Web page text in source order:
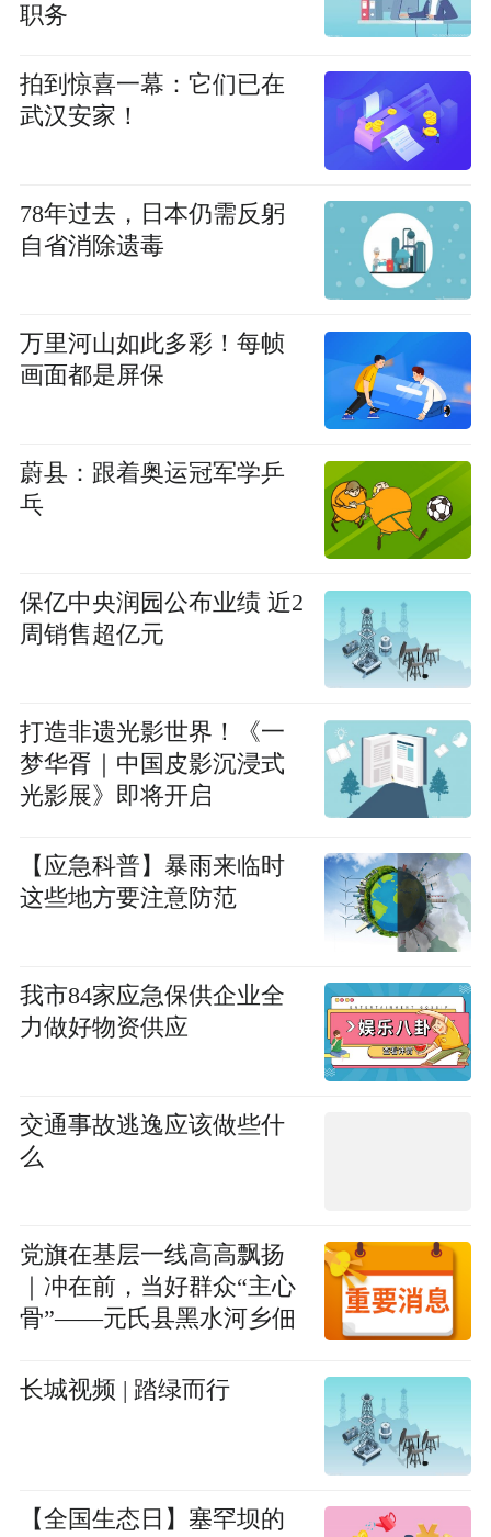
职务
拍到惊喜一幕：它们已在
武汉安家！
78年过去，日本仍需反躬
自省消除遗毒
万里河山如此多彩！每帧
画面都是屏保
蔚县：跟着奥运冠军学乒
乓
保亿中央润园公布业绩 近2
周销售超亿元
打造非遗光影世界！《一
梦华胥｜中国皮影沉浸式
光影展》即将开启
【应急科普】暴雨来临时
这些地方要注意防范
我市84家应急保供企业全
力做好物资供应
交通事故逃逸应该做些什
么
党旗在基层一线高高飘扬
｜冲在前，当好群众“主心
骨”——元氏县黑水河乡佃
长城视频 | 踏绿而行
【全国生态日】塞罕坝的